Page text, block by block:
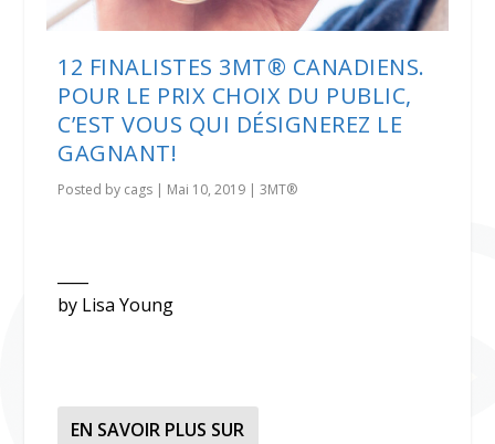
12 FINALISTES 3MT® CANADIENS.
POUR LE PRIX CHOIX DU PUBLIC,
C’EST VOUS QUI DÉSIGNEREZ LE
GAGNANT!
Posted by cags | Mai 10, 2019 |3MT®
by Lisa Young
EN SAVOIR PLUS SUR